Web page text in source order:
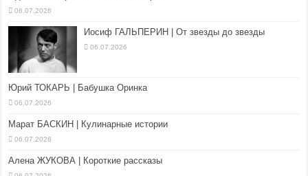
06.07.2026
Иосиф ГАЛЬПЕРИН | От звезды до звезды
06.07.2026
Юрий ТОКАРЬ | Бабушка Оринка
06.07.2026
Марат БАСКИН | Кулинарные истории
06.07.2026
Алена ЖУКОВА | Короткие рассказы